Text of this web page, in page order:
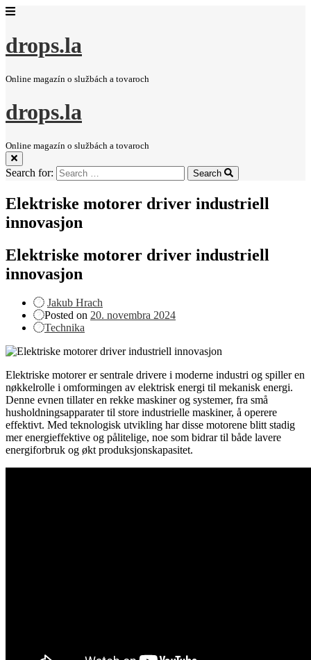
drops.la
Online magazín o službách a tovaroch
drops.la
Online magazín o službách a tovaroch
Search for: Search
Elektriske motorer driver industriell
innovasjon
Elektriske motorer driver industriell
innovasjon
Jakub Hrach
Posted on 20. novembra 2024
Technika
Elektriske motorer er sentrale drivere i moderne industri og spiller en
nøkkelrolle i omformingen av elektrisk energi til mekanisk energi.
Denne evnen tillater en rekke maskiner og systemer, fra små
husholdningsapparater til store industrielle maskiner, å operere
effektivt. Med teknologisk utvikling har disse motorene blitt stadig
mer energieffektive og pålitelige, noe som bidrar til både lavere
energiforbruk og økt produksjonskapasitet.